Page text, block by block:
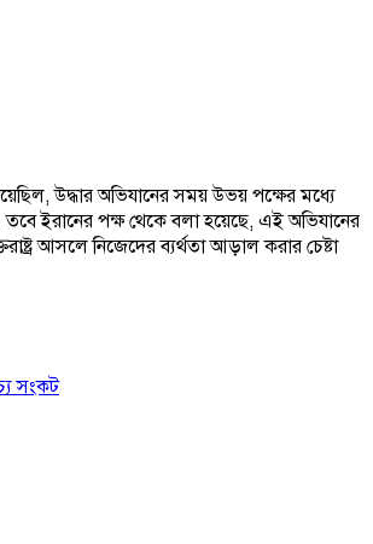
উদ্ধার অভিযানের সময় উভয় পক্ষের মধ্যে
ইরানের পক্ষ থেকে বলা হয়েছে, এই অভিযানের
আসলে নিজেদের ব্যর্থতা আড়াল করার চেষ্টা
সংকট